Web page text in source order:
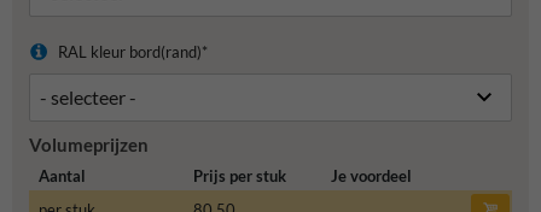
RAL kleur bord(rand)*
Volumeprijzen
Aantal Prijs per stuk
Je voordeel